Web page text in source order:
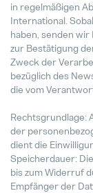
in regelmäßigen
International.
haben, senden
zur Bestätigung
Zweck der
bezüglich des
die vom
Rechtsgrundlage:
der
dient die
Speicherdauer:
bis zum Widerruf
Empfänger der